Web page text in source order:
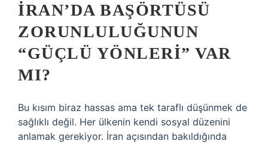
İRAN’DA BAŞÖRTÜSÜ
ZORUNLULUĞUNUN
“GÜÇLÜ YÖNLERI” VAR
MI?
Bu kısım biraz hassas ama tek taraflı düşünmek de
sağlıklı değil. Her ülkenin kendi sosyal düzenini
anlamak gerekiyor. İran açısından bakıldığında